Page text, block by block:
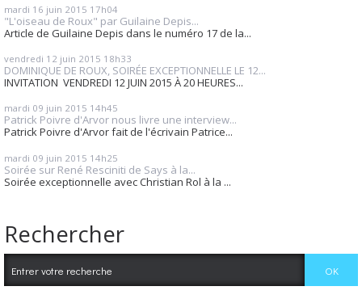
mardi 16 juin 2015 17h04
"L'oiseau de Roux" par Guilaine Depis...
Article de Guilaine Depis dans le numéro 17 de la...
vendredi 12 juin 2015 18h33
DOMINIQUE DE ROUX, SOIRÉE EXCEPTIONNELLE LE 12...
INVITATION VENDREDI 12 JUIN 2015 À 20 HEURES...
mardi 09 juin 2015 14h45
Patrick Poivre d'Arvor nous livre une interview...
Patrick Poivre d'Arvor fait de l'écrivain Patrice...
mardi 09 juin 2015 14h25
Soirée sur René Resciniti de Says à la...
Soirée exceptionnelle avec Christian Rol à la ...
Rechercher